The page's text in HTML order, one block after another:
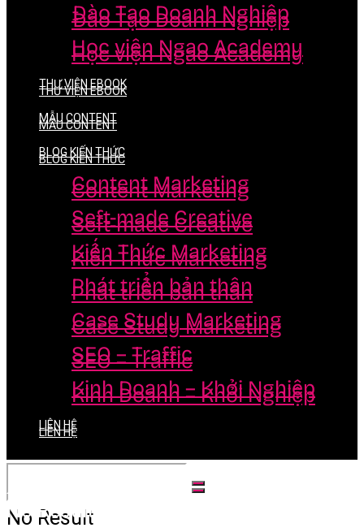
Đào Tạo Doanh Nghiệp
Học viện Ngao Academy
THƯ VIỆN EBOOK
MẪU CONTENT
BLOG KIẾN THỨC
Content Marketing
Seft-made Creative
Kiến Thức Marketing
Phát triển bản thân
Case Study Marketing
SEO – Traffic
Kinh Doanh – Khởi Nghiệp
LIÊN HỆ
No Result
Đào Tạo Doanh Nghiệp
Học viện Ngao Academy
THƯ VIỆN EBOOK
MẪU CONTENT
BLOG KIẾN THỨC
Content Marketing
Seft-made Creative
Kiến Thức Marketing
Phát triển bản thân
Case Study Marketing
SEO – Traffic
Kinh Doanh – Khởi Nghiệp
LIÊN HỆ
No Result